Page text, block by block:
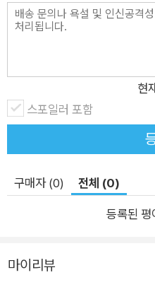
출하는 방법을 배운다. 딥러닝
는 방법을 익힐 수 있다. '3부, 자연어 처리 기술의 이해'에서는 자
적에 대해 살펴본 다음, 실전
텍스트에서 감정을 분석하는 방법을 배운
처리'에서는 자연어 처리의 정
국어 처리를 위한 형태소 분석에 대해 살
이용한 자연어 처리'에서는 기
근에 사용하게 된 딥러닝을
한다. 특히 워드투벡
트 벡터 머신을 이용해서 구현하는 방법
비스와 구현 기술의 이해'에서
현
스포일러 포함
구매자 (0) 전체 (0)
등록된 평
마이리뷰